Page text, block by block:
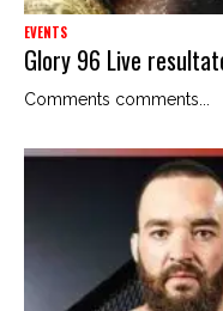
EVENTS
Glory 96 Live
Comments comments...